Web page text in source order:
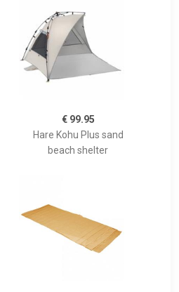
€ 99.95
Hare Kohu Plus sand
beach shelter